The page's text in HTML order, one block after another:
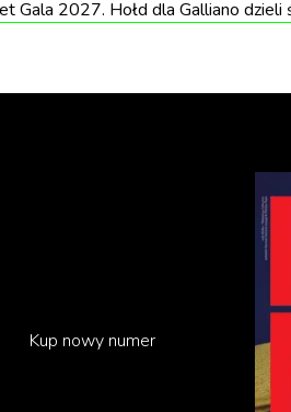
inaczej: akceptuje, a nawet
krzywdzący obraz.
polega na romantyzacji
Gala 2027. Hołd dla Galliano
Kup nowy numer